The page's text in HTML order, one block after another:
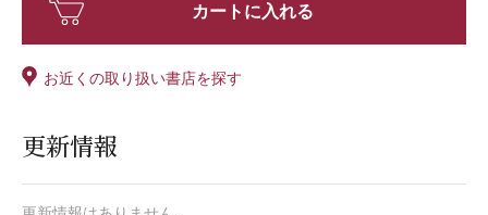
カートに入れる
お近くの取り扱い書店を探す
更新情報